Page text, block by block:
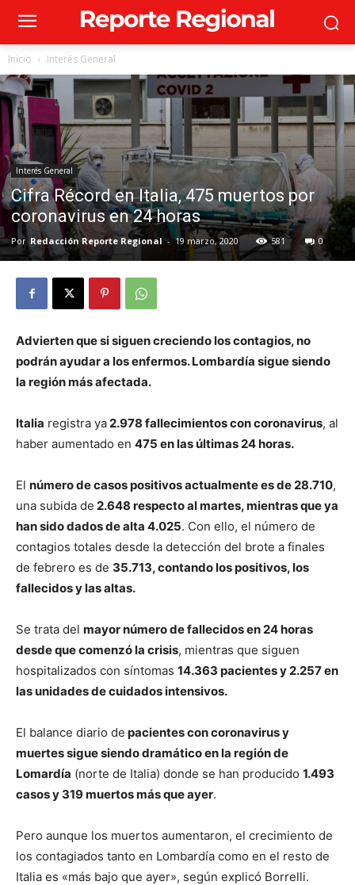
Inicio Interés General
Interés General
Cifra Récord en Italia, 475 muertos por
coronavirus en 24 horas
Por Redacción Reporte Regional - 19 marzo, 2020 581 0
Advierten que si siguen creciendo los contagios, no
podrán ayudar a los enfermos. Lombardía sigue siendo
la región más afectada.
Italia registra ya2.978 fallecimientos con coronavirus, al
haber aumentado en 475 en las últimas 24 horas.
El número de casos positivos actualmente es de 28.710,
una subida de 2.648 respecto al martes, mientras que ya
han sido dados de alta 4.025. Con ello, el número de
contagios totales desde la detección del brote a finales
de febrero es de 35.713, contando los positivos, los
fallecidos y las altas.
Se trata del mayor número de fallecidos en 24 horas
desde que comenzó la crisis, mientras que siguen
hospitalizados con síntomas 14.363 pacientes y 2.257 en
las unidades de cuidados intensivos.
El balance diario de pacientes con coronavirus y
muertes sigue siendo dramático en la región de
Lomardía (norte de Italia) donde se han producido 1.493
casos y 319 muertos más que ayer.
Pero aunque los muertos aumentaron, el crecimiento de
los contagiados tanto en Lombardía como en el resto de
Italia es «más bajo que ayer», según explicó Borrelli.